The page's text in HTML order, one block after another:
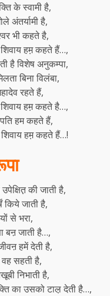
के स्वामी है,
अंतर्यामी है,
भी कहते है,
हम़ कहते हैं…,
है विशेष अनुकम्पा,
बिना विलंबा,
रहते हैं,
हम़ कहते है…,
हम कहते हैं,
हम़ कहते हैं…!
की जाती है,
किये जाती है,
से भरा,
बऩ जाती है…,
हमें देती है,
वह सहती है,
निभाती है,
का उसको टाल़ देती है…,